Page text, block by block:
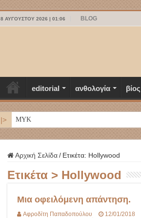
8 ΑΥΓΟΎΣΤΟΥ 2026 | 01:06 BLOG
editorial ανθολογία βίος
|> ΜΥΚΟΝΟΣ
Αρχική Σελίδα / Ετικέτα: Hollywood
Ετικέτα > Hollywood
Μια οφειλόμενη απάντηση.
Αφροδίτη Παπαδοπούλου 12/01/2018